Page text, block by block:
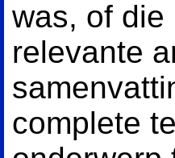
was, of die
relevante
complete